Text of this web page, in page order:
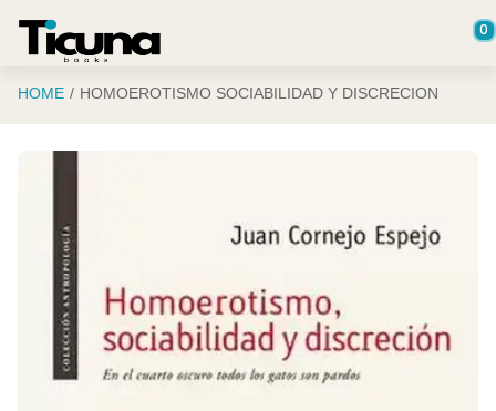
0
HOME HOMOEROTISMO SOCIABILIDAD Y DISCRECION